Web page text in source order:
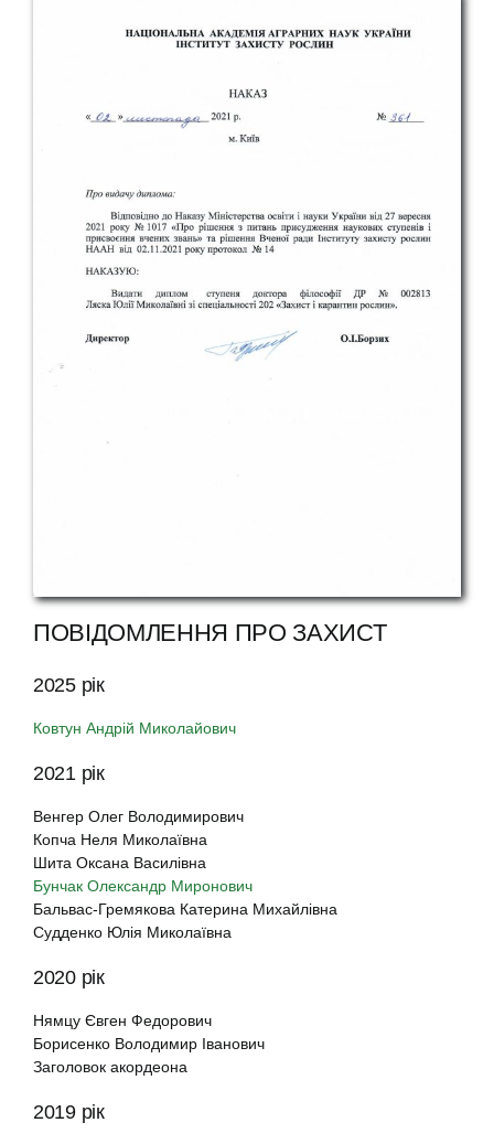
ПОВІДОМЛЕННЯ ПРО ЗАХИСТ
2025 рік
Ковтун Андрій Миколайович
2021 рік
Венгер Олег Володимирович
Копча Неля Миколаївна
Шита Оксана Василівна
Бунчак Олександр Миронович
Бальвас-Гремякова Катерина Михайлівна
Судденко Юлія Миколаївна
2020 рік
Нямцу Євген Федорович
Борисенко Володимир Іванович
Заголовок акордеона
2019 рік